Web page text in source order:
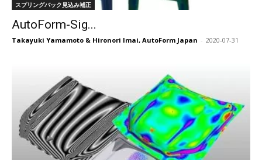
スプリングバック見込み補正
AutoForm-Sig...
Takayuki Yamamoto & Hironori Imai, AutoForm Japan - 2020-07-31